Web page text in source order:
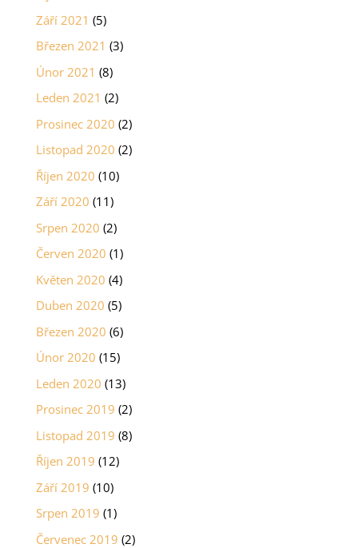
Září 2021 (5)
Březen 2021 (3)
Únor 2021 (8)
Leden 2021 (2)
Prosinec 2020 (2)
Listopad 2020 (2)
Říjen 2020 (10)
Září 2020 (11)
Srpen 2020 (2)
Červen 2020 (1)
Květen 2020 (4)
Duben 2020 (5)
Březen 2020 (6)
Únor 2020 (15)
Leden 2020 (13)
Prosinec 2019 (2)
Listopad 2019 (8)
Říjen 2019 (12)
Září 2019 (10)
Srpen 2019 (1)
Červenec 2019 (2)